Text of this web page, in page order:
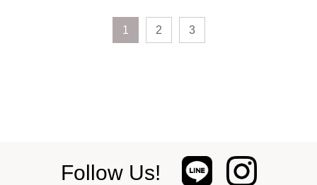
1 2 3
Follow Us!